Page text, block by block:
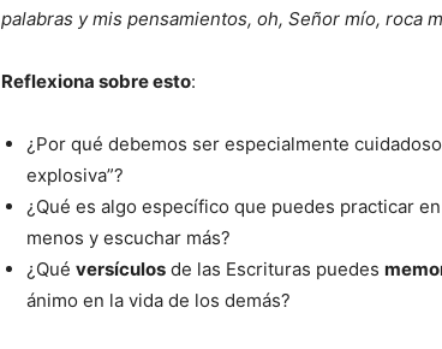
palabras y mis pensamientos, oh, Señor mío, roca
Reflexiona sobre esto:
¿Por qué debemos ser especialmente
explosiva”?
¿Qué es algo específico que puedes practicar
menos y escuchar más?
¿Qué versículos de las Escrituras puedes
ánimo en la vida de los demás?